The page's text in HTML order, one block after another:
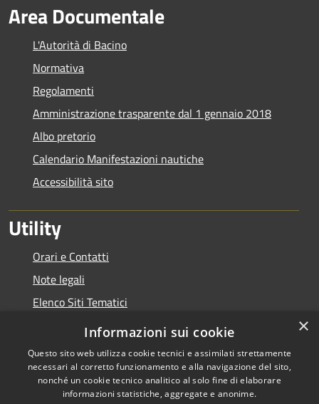
Area Documentale
L'Autorità di Bacino
Normativa
Regolamenti
Amministrazione trasparente dal 1 gennaio 2018
Albo pretorio
Calendario Manifestazioni nautiche
Accessibilità sito
Utility
Orari e Contatti
Note legali
Elenco Siti Tematici
Copyright © 2026 • Autorità di
×
Informazioni sui cookie
Questo sito web utilizza cookie tecnici e assimilati strettamente
necessari al corretto funzionamento e alla navigazione del sito,
nonché un cookie tecnico analitico al solo fine di elaborare
informazioni statistiche, aggregate e anonime.